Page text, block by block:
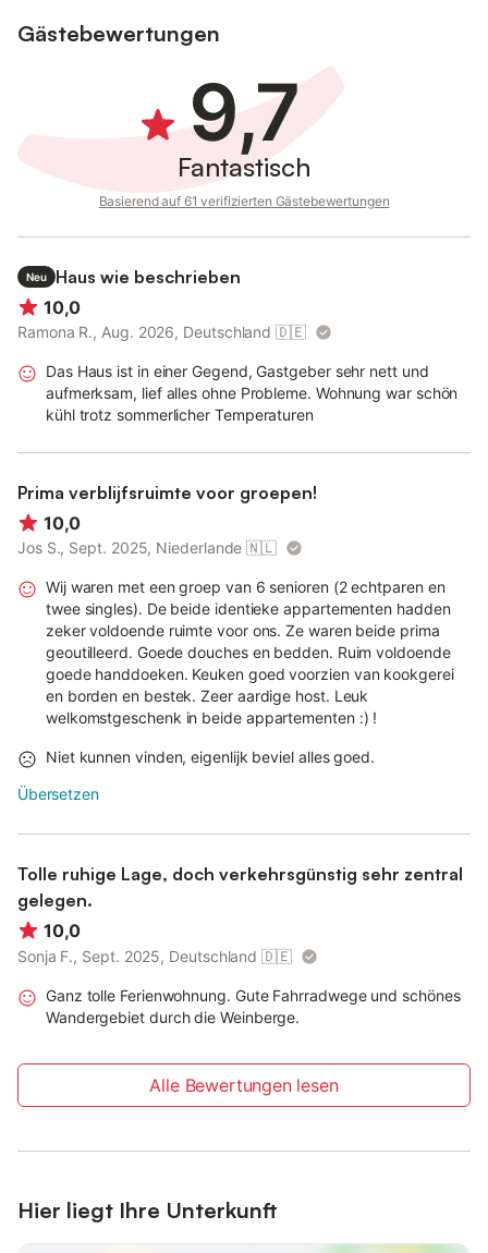
Gästebewertungen
9,7
Fantastisch
Basierend auf 61 verifizierten Gästebewertungen
Neu
Haus wie beschrieben
10,0
Ramona R., Aug. 2026, Deutschland 🇩🇪
Das Haus ist in einer Gegend, Gastgeber sehr nett und
aufmerksam, lief alles ohne Probleme. Wohnung war schön
kühl trotz sommerlicher Temperaturen
Prima verblijfsruimte voor groepen!
10,0
Jos S., Sept. 2025, Niederlande 🇳🇱
Wij waren met een groep van 6 senioren (2 echtparen en
twee singles). De beide identieke appartementen hadden
zeker voldoende ruimte voor ons. Ze waren beide prima
geoutilleerd. Goede douches en bedden. Ruim voldoende
goede handdoeken. Keuken goed voorzien van kookgerei
en borden en bestek. Zeer aardige host. Leuk
welkomstgeschenk in beide appartementen :) !
Niet kunnen vinden, eigenlijk beviel alles goed.
Übersetzen
Tolle ruhige Lage, doch verkehrsgünstig sehr zentral
gelegen.
10,0
Sonja F., Sept. 2025, Deutschland 🇩🇪
Ganz tolle Ferienwohnung. Gute Fahrradwege und schönes
Wandergebiet durch die Weinberge.
Alle Bewertungen lesen
Hier liegt Ihre Unterkunft